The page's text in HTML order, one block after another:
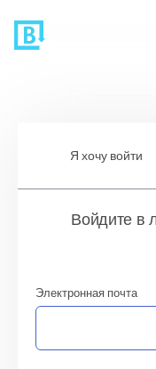
Я хочу войти
Войдите в
Электронная почта